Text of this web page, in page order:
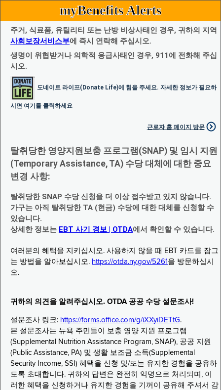
myBenefits Alerts
주거, 식료품, 유틸리티 또는 난방 비상사태인 경우, 귀하의 지역
사회보장서비스부에 즉시 연락해 주십시오.
생명이 위협받거나 의학적 응급사태인 경우, 911에 전화해 주십
시오.
도네이트 라이프(Donate Life)에 힘을 주세요. 자세한 정보가 필요하
시면 여기를 클릭하세요
근로자 홈 페이지 방문
탈취당한 영양지원보충 프로그램(SNAP) 및 임시 지원
(Temporary Assistance, TA) 수당 대체에 대한 중요
변경 사항:
탈취당한 SNAP 수당 신청을 더 이상 접수받고 있지 않습니다.
가구는 아직 탈취당한 TA (현금) 수당에 대한 대체를 신청할 수
있습니다.
상세한 정보는 EBT 사기 경보 | OTDA에서 확인할 수 있습니다.
여러분의 혜택을 지키십시오. 사용하지 않을 때 EBT 카드를 잠그
는 방법을 알아보십시오. https://otda.ny.gov/5261 을 방문하십시
오.
귀하의 의견을 알려주십시오. OTDA 공공 수당 설문조사!
설문조사 링크: https://forms.office.com/g/iXXyiDETtG.
본 설문조사는 뉴욕 주민들이 보충 영양 지원 프로그램
(Supplemental Nutrition Assistance Program, SNAP), 공공 지원
(Public Assistance, PA) 및 생활 보조금 소득(Supplemental
Security Income, SSI) 혜택을 신청 및/또는 유지한 경험을 공유하
도록 초대합니다. 귀하의 답변은 완전히 익명으로 처리되며, 이
러한 혜택을 신청하거나 유지한 경험을 기꺼이 공유해 주셔서 감